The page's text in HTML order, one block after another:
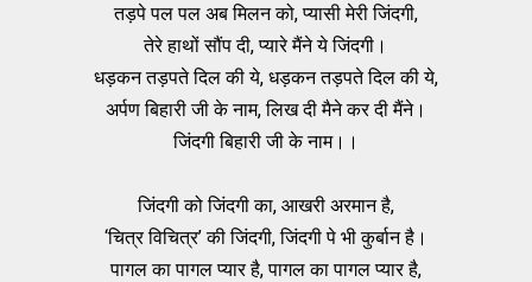
तड़पे पल पल अब मिलन को, प्यासी मेरी जिंदगी,
तेरे हाथों सौंप दी, प्यारे मैंने ये जिंदगी।
धड़कन तड़पते दिल की ये, धड़कन तड़पते दिल की ये,
अर्पण बिहारी जी के नाम, लिख दी मैने कर दी मैंने।
जिंदगी बिहारी जी के नाम।।
जिंदगी को जिंदगी का, आखरी अरमान है,
‘चित्र विचित्र’ की जिंदगी, जिंदगी पे भी कुर्बान है।
पागल का पागल प्यार है, पागल का पागल प्यार है,